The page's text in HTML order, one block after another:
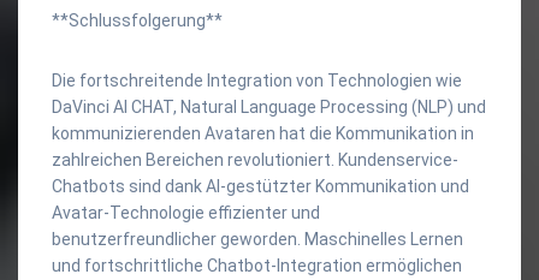
**Schlussfolgerung**
Die fortschreitende Integration von Technologien wie
DaVinci AI CHAT, Natural Language Processing (NLP) und
kommunizierenden Avataren hat die Kommunikation in
zahlreichen Bereichen revolutioniert. Kundenservice-
Chatbots sind dank AI-gestützter Kommunikation und
Avatar-Technologie effizienter und
benutzerfreundlicher geworden. Maschinelles Lernen
und fortschrittliche Chatbot-Integration ermöglichen